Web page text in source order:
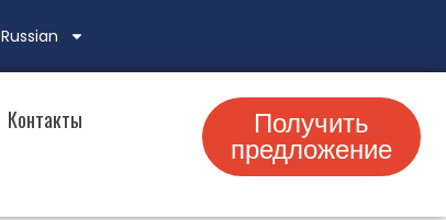
Russian
Контакты
Получить
предложение